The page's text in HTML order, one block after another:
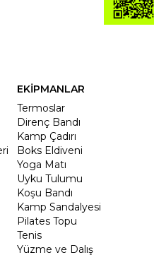
EKİPMANLAR
Termoslar
Direnç Bandı
Kamp Çadırı
Boks Eldiveni
Yoga Matı
Uyku Tulumu
Koşu Bandı
Kamp Sandalyesi
Pilates Topu
Tenis
Yüzme ve Dalış